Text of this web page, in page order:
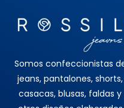
Somos confeccionistas
jeans, pantalones, shorts,
casacas, blusas, faldas y